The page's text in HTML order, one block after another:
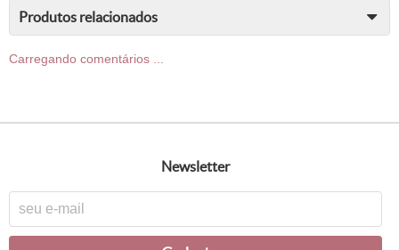
produtos relacionados
Carregando comentários ...
newsletter